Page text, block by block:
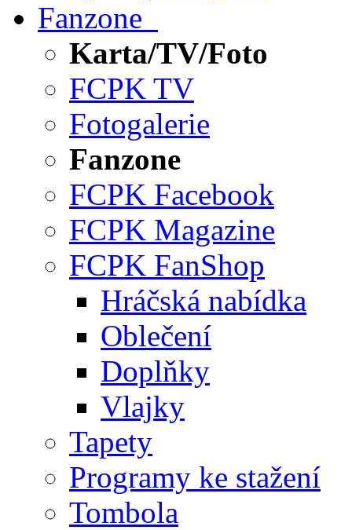
Fanzone
Karta/TV/Foto
FCPK TV
Fotogalerie
Fanzone
FCPK Facebook
FCPK Magazine
FCPK FanShop
Hráčská nabídka
Oblečení
Doplňky
Vlajky
Tapety
Programy ke stažení
Tombola